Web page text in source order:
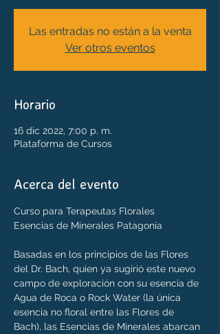
Las entradas no están a la venta
Ver otros eventos
Horario
16 dic 2022, 7:00 p. m.
Plataforma de Cursos
Acerca del evento
Curso para Terapeutas Florales
Esencias de Minerales Patagonia
Basadas en los principios de las Flores
del Dr. Bach, quien ya sugirió este nuevo
campo de exploración con su esencia de
Agua de Roca o Rock Water (la única
esencia no floral entre las Flores de
Bach), las Esencias de Minerales abarcan